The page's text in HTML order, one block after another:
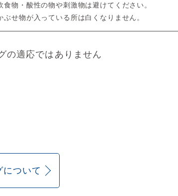
食物・酸性の物や刺激物は避けてください。
ぶせ物が入っている所は白くなりません。
の適応ではありません
ついて